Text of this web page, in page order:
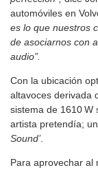
automóviles en
es lo que nuestros
de asociarnos con
audio”.
Con la ubicación
altavoces derivada
sistema de 1610 W
artista pretendía;
Sound’.
Para aprovechar al